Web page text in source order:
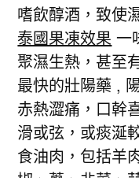
嗜飲醇酒，致使
泰國果凍效果 一
聚濕生熱，甚至
最快的壯陽藥 ,
赤熱澀痛，口幹
滑或弦，或痰涎
食油肉，包括羊